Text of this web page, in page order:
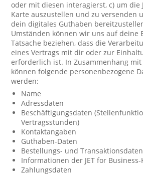
oder mit diesen interagierst, c) um die
Karte auszustellen und zu versenden
dein digitales Guthaben
Umständen können wir uns auf deine
Tatsache beziehen, dass die
eines Vertrags mit dir oder zur
erforderlich ist. In Zusammenhang mit
können folgende personenbezogene
werden:
Name
Adressdaten
Beschäftigungsdaten
Vertragsstunden)
Kontaktangaben
Guthaben-Daten
Bestellungs- und Transaktionsdaten
Informationen der JET for Business-
Zahlungsdaten